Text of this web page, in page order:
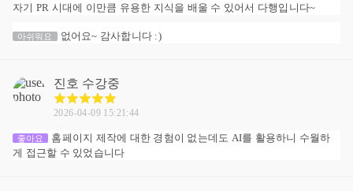
자기 PR 시대에 이만큼 유용한 지식을 배울 수 있어서 다행입니다~
아쉬워요 없어요~ 감사합니다 :)
진호 수강중
2026-04-09 15:21:44
좋아요
홈페이지 제작에 대한 경험이 없는데도 AI를 활용하니 수월하
게 접근할 수 있었습니다